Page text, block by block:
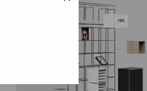
"Schließen
(Esc)"